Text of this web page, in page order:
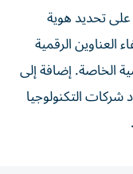
تحديد هوية
الرقمية
الخاصة. إضافة إلى
التكنولوجيا